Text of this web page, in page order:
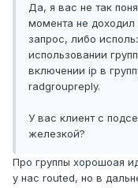
Да, я вас не так
момента не
запрос, либо
использовании
включении ip в
radgroupreply.
У вас клиент с
железкой?
Про группы хорошоая
у нас routed, но в